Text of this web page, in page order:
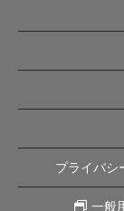
プライバシ
一般